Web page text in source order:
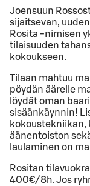
Joensuun
sijaitsevan,
Rosita -nimisen
tilaisuuden
kokoukseen.
Tilaan mahtuu
pöydän äärelle
löydät oman
sisäänkäynnin!
kokoustekniikan,
äänentoiston
laulaminen on
Rositan
400€/8h. Jos